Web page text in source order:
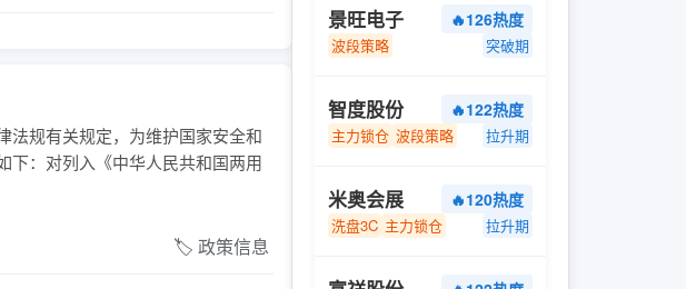
法规有关规定，为维护国家安全和
下：对列入《中华人民共和国两用
🏷️ 政策信息
景旺电子 🔥126热度
波段策略 突破期
智度股份 🔥122热度
主力锁仓 波段策略 拉升期
米奥会展 🔥120热度
洗盘3C 主力锁仓 拉升期